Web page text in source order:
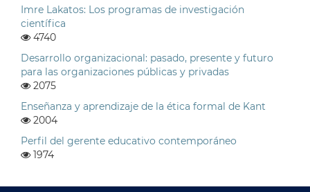
Imre Lakatos: Los programas de investigación
científica
4740
Desarrollo organizacional: pasado, presente y futuro
para las organizaciones públicas y privadas
2075
Enseñanza y aprendizaje de la ética formal de Kant
2004
Perfil del gerente educativo contemporáneo
1974